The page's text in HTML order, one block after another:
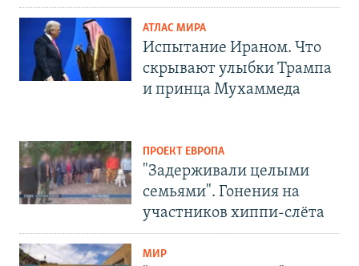
АТЛАС МИРА
Испытание Ираном. Что
скрывают улыбки Трампа
и принца Мухаммеда
ПРОЕКТ ЕВРОПА
"Задерживали целыми
семьями". Гонения на
участников хиппи-слёта
МИР